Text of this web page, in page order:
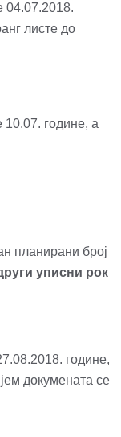
04.07.2018.
листе до
године, а
планирани број
уписни рок
године,
докумената се